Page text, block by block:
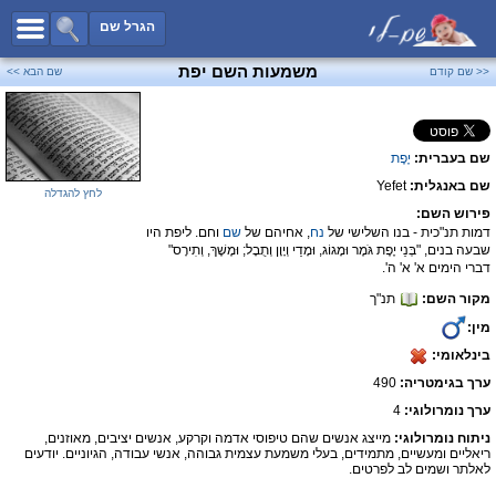
הגרל שם
כל השמות
שמות לבנים
שמות לבנות
שמות משותפים
שמות נפוצים
פייסבוק
<< שם קודם משמעות השם יפת שם הבא >>
שם בעברית: יֶפֶת
שם באנגלית:Yefet
פירוש השם:
דמות תנ"כית - בנו השלישי של נח, אחיהם של שם וחם. ליפת היו
שבעה בנים, "בְּנֵי יֶפֶת גֹּמֶר וּמָגוֹג, וּמָדַי וְיָוָן וְתֻבָל; וּמֶשֶׁךְ, וְתִירָס"
דברי הימים א' א' ה'.
מקור השם:
תנ"ך
מין:
בינלאומי:
ערך בגימטריה:
ערך נומרולוגי: 4
לחץ להגדלה
ניתוח נומרולוגי: מייצג אנשים שהם טיפוסי אדמה וקרקע, אנשים יציבים, מאוזנים,
ריאליים ומעשיים, מתמידים, בעלי משמעת עצמית גבוהה, אנשי עבודה, הגיוניים. יודעים
לאלתר ושמים לב לפרטים.